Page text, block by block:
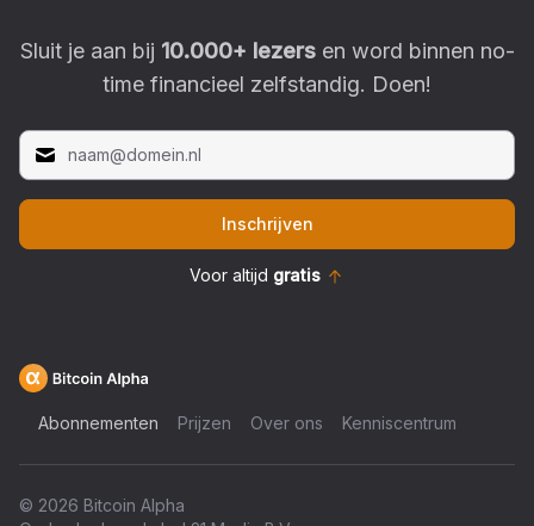
Sluit je aan bij 10.000+ lezersen word binnen no-
time financieel zelfstandig. Doen!
Inschrijven
Voor altijd gratis
Abonnementen Prijzen Over ons Kenniscentrum
© 2026 Bitcoin Alpha